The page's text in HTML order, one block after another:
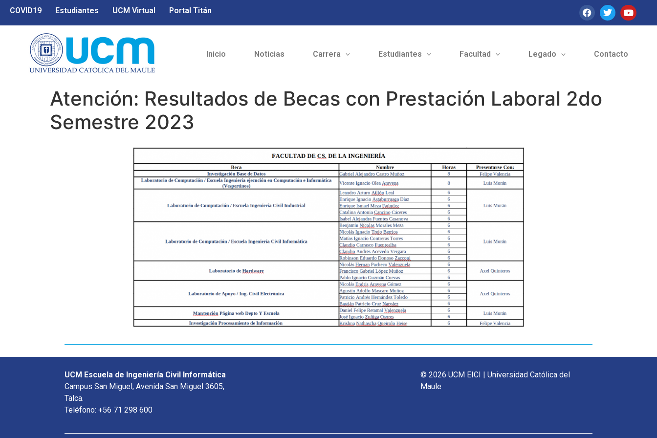
COVID19 Estudiantes UCM Virtual Portal Titán
Inicio Noticias Carrera Estudiantes Facultad Legado Contacto
Atención: Resultados de Becas con Prestación Laboral 2do
Semestre 2023
UCM Escuela de Ingeniería Civil Informática
Campus San Miguel, Avenida San Miguel 3605,
Talca.
Teléfono: +56 71 298 600
© 2026 UCM EICI | Universidad Católica del
Maule